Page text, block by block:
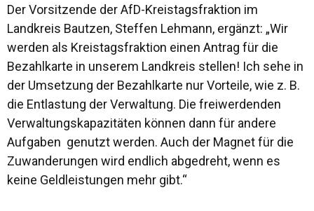
Der Vorsitzende der AfD-Kreistagsfraktion im
Landkreis Bautzen, Steffen Lehmann, ergänzt: „Wir
werden als Kreistagsfraktion einen Antrag für die
Bezahlkarte in unserem Landkreis stellen! Ich sehe in
der Umsetzung der Bezahlkarte nur Vorteile, wie z. B.
die Entlastung der Verwaltung. Die freiwerdenden
Verwaltungskapazitäten können dann für andere
Aufgaben genutzt werden. Auch der Magnet für die
Zuwanderungen wird endlich abgedreht, wenn es
keine Geldleistungen mehr gibt.“